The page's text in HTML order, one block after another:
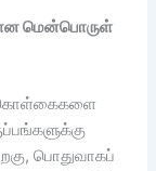
மென்பொருள்
கொள்கைகளை
பொதுவாகப்